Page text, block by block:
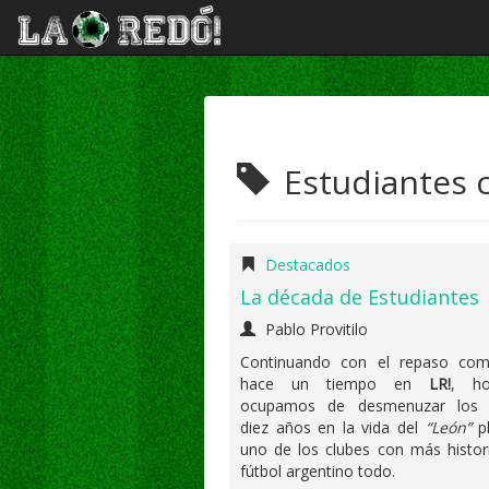
Estudiantes
Destacados
La década de Estudiantes
Pablo Provitilo
Continuando con el repaso
hace un tiempo en LR!,
ocupamos de desmenuzar los
diez años en la vida del “León”
uno de los clubes con más
fútbol argentino todo.